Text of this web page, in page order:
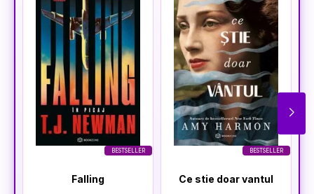
BESTSELLER
Falling
BESTSELLER
Ce stie doar vantul